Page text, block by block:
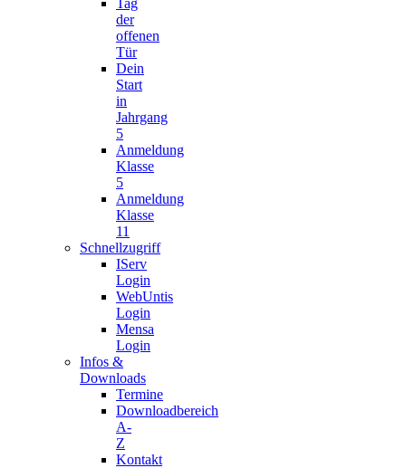
Tag
der
offenen
Tür
Dein
Start
in
Jahrgang
5
Anmeldung
Klasse
5
Anmeldung
Klasse
11
Schnellzugriff
IServ
Login
WebUntis
Login
Mensa
Login
Infos &
Downloads
Termine
Downloadbereich
A-
Z
Kontakt